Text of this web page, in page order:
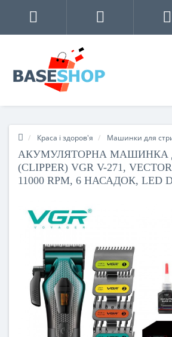
Краса і здоров'я Машинки для
АКУМУЛЯТОРНА МАШИНКА
(CLIPPER) VGR V-271,
11000 RPM, 6 НАСАДОК, LED